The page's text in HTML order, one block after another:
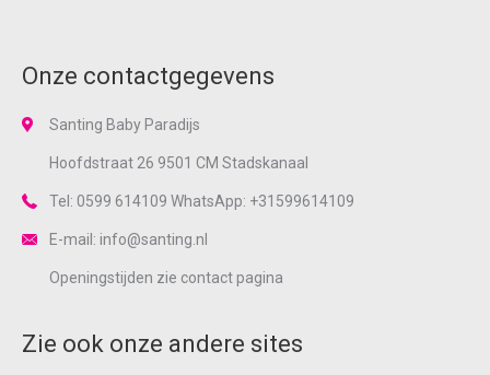
Onze contactgegevens
Santing Baby Paradijs
Hoofdstraat 26 9501 CM Stadskanaal
Tel: 0599 614109 WhatsApp: +31599614109
E-mail: info@santing.nl
Openingstijden zie contactpagina
Zie ook onze andere sites